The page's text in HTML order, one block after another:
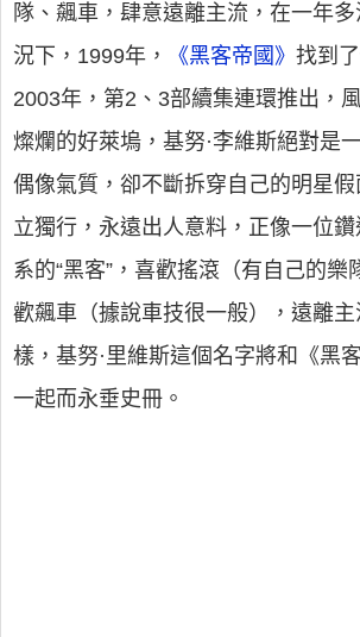
隊、飆車，肆意遠離主流，在一年
況下，1999年，
《黑客帝國》 找到
2003年，第2、3部續集連環推出，
燦爛的好萊塢，基努·李維斯絕對是
偶像氣質，卻不斷拆穿自己的明星
立獨行，永遠出人意料，正像一位鑽
系的“黑客”，喜歡搖滾（有自己的樂
歡飆車（據說車技很一般），遠離
樣，基努·里維斯這個名字將和《黑
一起而永垂史冊。